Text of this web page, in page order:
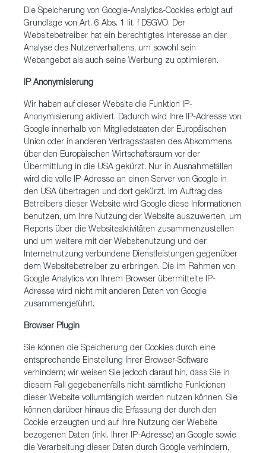
Die Speicherung von Google-Analytics-Cookies erfolgt auf
Grundlage von Art. 6 Abs. 1 lit. f DSGVO. Der
Websitebetreiber hat ein berechtigtes Interesse an der
Analyse des Nutzerverhaltens, um sowohl sein
Webangebot als auch seine Werbung zu optimieren.
IP Anonymisierung
Wir haben auf dieser Website die Funktion IP-
Anonymisierung aktiviert. Dadurch wird Ihre IP-Adresse von
Google innerhalb von Mitgliedstaaten der Europäischen
Union oder in anderen Vertragsstaaten des Abkommens
über den Europäischen Wirtschaftsraum vor der
Übermittlung in die USA gekürzt. Nur in Ausnahmefällen
wird die volle IP-Adresse an einen Server von Google in
den USA übertragen und dort gekürzt. Im Auftrag des
Betreibers dieser Website wird Google diese Informationen
benutzen, um Ihre Nutzung der Website auszuwerten, um
Reports über die Websiteaktivitäten zusammenzustellen
und um weitere mit der Websitenutzung und der
Internetnutzung verbundene Dienstleistungen gegenüber
dem Websitebetreiber zu erbringen. Die im Rahmen von
Google Analytics von Ihrem Browser übermittelte IP-
Adresse wird nicht mit anderen Daten von Google
zusammengeführt.
Browser Plugin
Sie können die Speicherung der Cookies durch eine
entsprechende Einstellung Ihrer Browser-Software
verhindern; wir weisen Sie jedoch darauf hin, dass Sie in
diesem Fall gegebenenfalls nicht sämtliche Funktionen
dieser Website vollumfänglich werden nutzen können. Sie
können darüber hinaus die Erfassung der durch den
Cookie erzeugten und auf Ihre Nutzung der Website
bezogenen Daten (inkl. Ihrer IP-Adresse) an Google sowie
die Verarbeitung dieser Daten durch Google verhindern,